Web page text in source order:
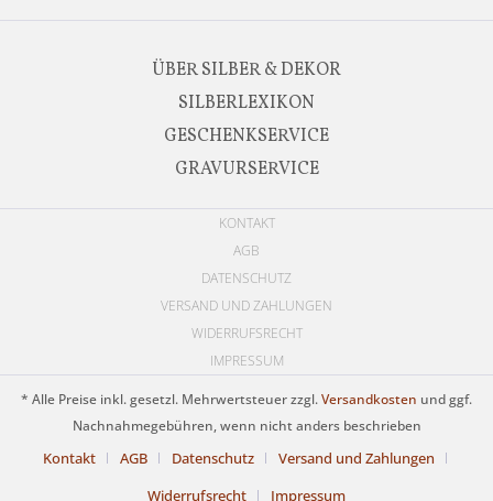
ÜBER SILBER & DEKOR
SILBERLEXIKON
GESCHENKSERVICE
GRAVURSERVICE
KONTAKT
AGB
DATENSCHUTZ
VERSAND UND ZAHLUNGEN
WIDERRUFSRECHT
IMPRESSUM
* Alle Preise inkl. gesetzl. Mehrwertsteuer zzgl.Versandkosten und ggf.
Nachnahmegebühren, wenn nicht anders beschrieben
Kontakt AGB Datenschutz
Versand und Zahlungen
Widerrufsrecht
Impressum